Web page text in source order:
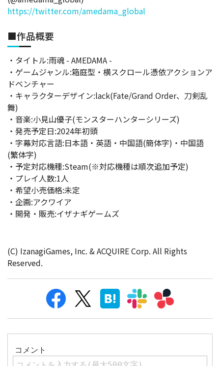
https://twitter.com/amedama_global
■作品概要
・タイトル:雨魂 - AMEDAMA -
・ゲームジャンル:箱庭型・横スクロール憑依アクションア
ドベンチャー
・キャラクターデザイン:lack(Fate/Grand Order、刀剣乱
舞)
・音楽:小見山優子(モンスターハンターシリーズ)
・発売予定日:2024年初頭
・字幕対応言語:日本語・英語・中国語(簡体字)・中国語
(繁体字)
・予定対応機種:Steam(※対応機種は順次追加予定)
・プレイ人数:1人
・希望小売価格:未定
・企画:アクワイア
・開発・販売:イザナギゲームズ
(C) IzanagiGames, Inc. & ACQUIRE Corp. All Rights
Reserved.